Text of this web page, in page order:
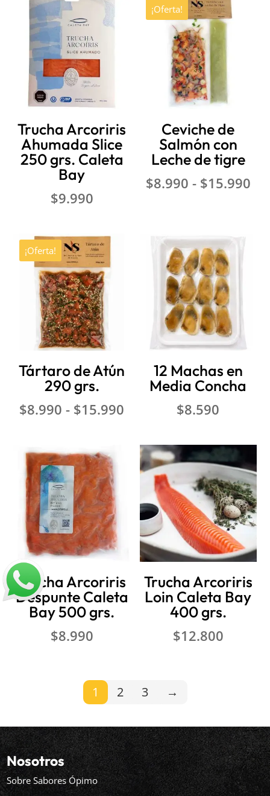
Trucha Arcoriris
Ahumada Slice
250 grs. Caleta
Bay
$9.990
¡Oferta!
Ceviche de
Salmón con
Leche de tigre
$8.990 - $15.990
¡Oferta!
Tártaro de Atún
290 grs.
$8.990 - $15.990
desde
$8.990
hasta
$15.990
12 Machas en
Media Concha
$8.590
Trucha Arcoriris
Despunte Caleta
Bay 500 grs.
$8.990
Trucha Arcoriris
Loin Caleta Bay
400 grs.
$12.800
1 2 3 →
Nosotros
Sobre Sabores Ópimo